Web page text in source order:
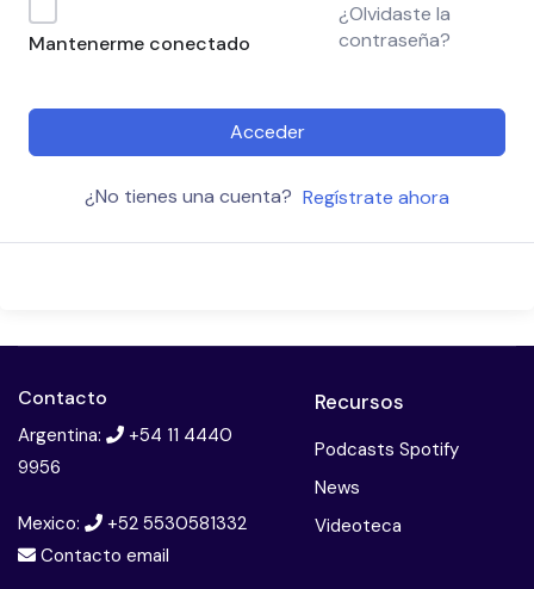
Mantenerme conectado
¿Olvidaste la
contraseña?
Acceder
¿No tienes una cuenta? Regístrate ahora
Contacto
Argentina:
+54 11 4440
9956
Mexico:
+52 5530581332
Contacto email
Recursos
Podcasts Spotify
News
Videoteca